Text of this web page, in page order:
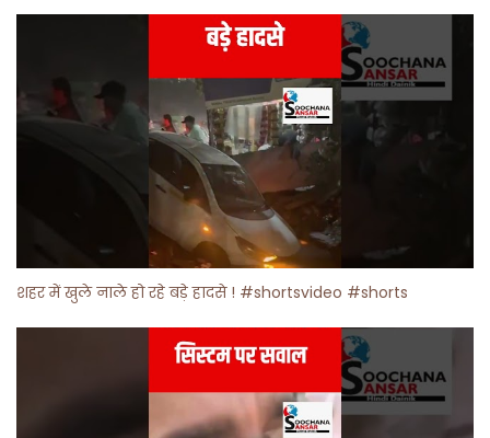
शहर में खुले नाले हो रहे बड़े हादसे ! #shortsvideo #shorts